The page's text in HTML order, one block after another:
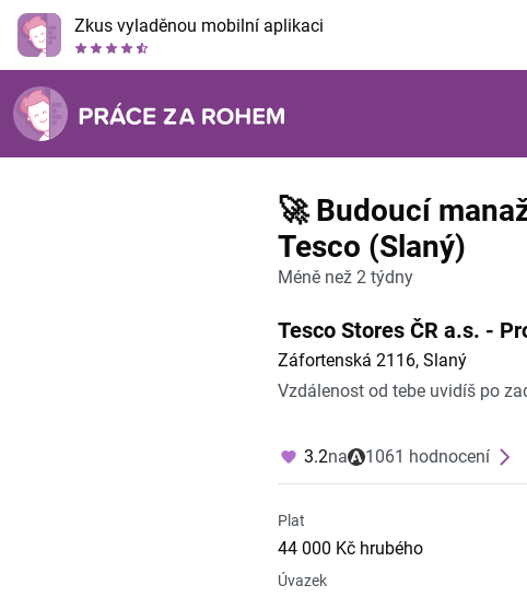
Zkus vyladěnou mobilní aplikaci
🚀 Budoucí
Tesco (Slaný)
Méně než 2 týdny
Tesco Stores ČR a.s. -
Záfortenská 2116, Slaný
Vzdálenost od tebe uvidíš po
3.2na 1061 hodnocení
Plat
44 000 Kč hrubého
Úvazek